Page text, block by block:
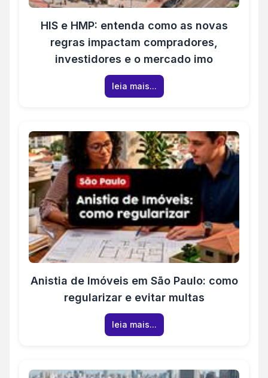
HIS e HMP: entenda como as novas
regras impactam compradores,
investidores e o mercado imo
leia mais...
Anistia de Imóveis em São Paulo: como
regularizar e evitar multas
leia mais...